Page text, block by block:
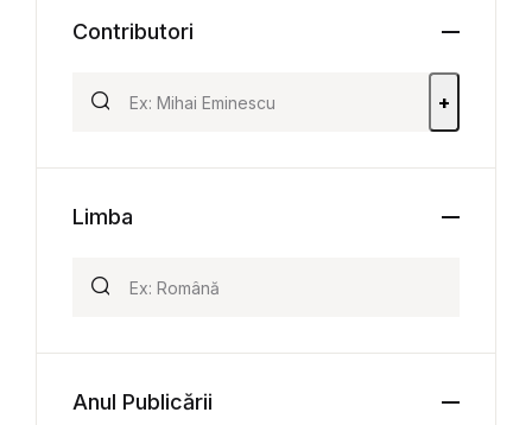
Contributori
+
Limba
Anul Publicării